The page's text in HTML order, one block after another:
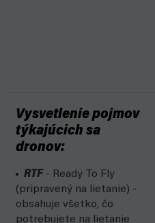
Vysvetlenie pojmov
týkajúcich sa
dronov:
RTF - Ready To Fly
(pripravený na lietanie) -
obsahuje všetko, čo
potrebujete na lietanie